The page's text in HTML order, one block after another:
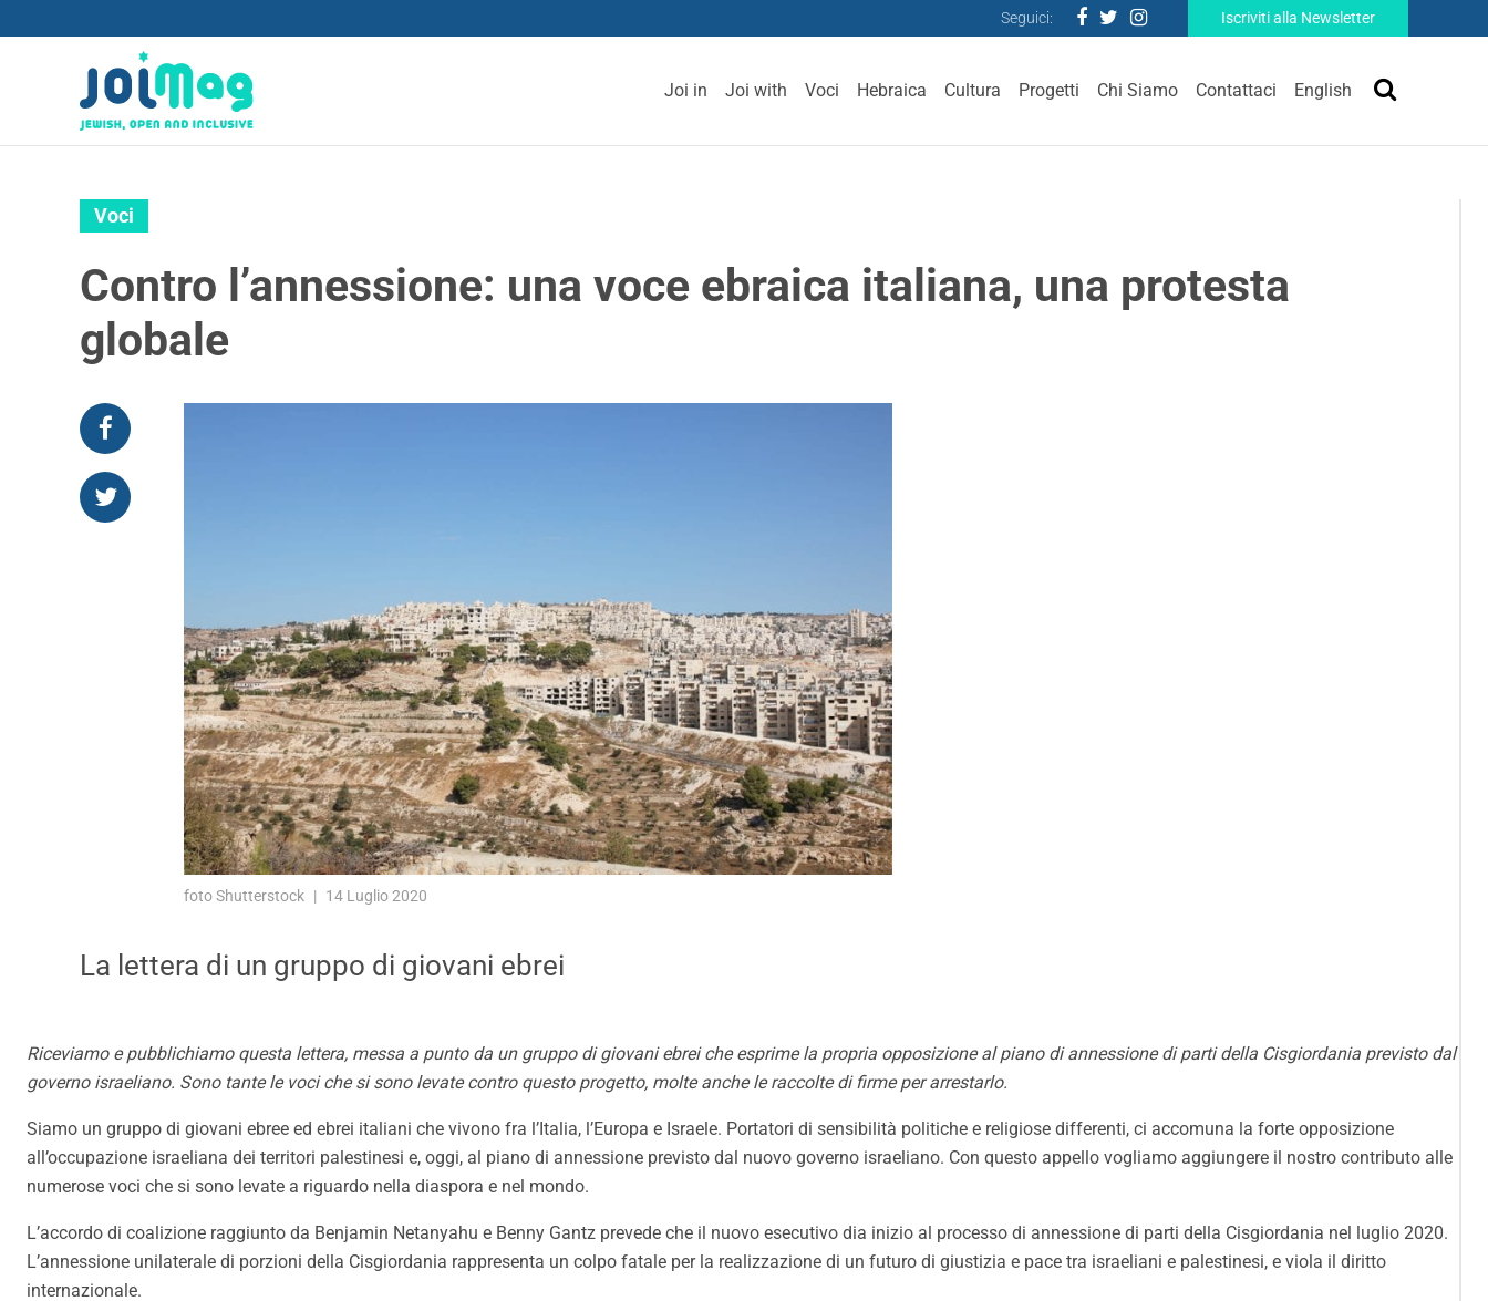
Seguici: Iscriviti alla Newsletter
Joi in Joi with Voci Hebraica Cultura Progetti Chi Siamo Contattaci English
Voci
Contro l’annessione: una voce ebraica italiana, una protesta
globale
foto Shutterstock 14 Luglio 2020
La lettera di un gruppo di giovani ebrei
Riceviamo e pubblichiamo questa lettera, messa a punto da un gruppo di giovani ebrei che esprime la propria opposizione al piano di annessione di parti della Cisgiordania previsto dal
governo israeliano. Sono tante le voci che si sono levate contro questo progetto, molte anche le raccolte di firme per arrestarlo.
Siamo un gruppo di giovani ebree ed ebrei italiani che vivono fra l’Italia, l’Europa e Israele. Portatori di sensibilità politiche e religiose differenti, ci accomuna la forte opposizione
all’occupazione israeliana dei territori palestinesi e, oggi, al piano di annessione previsto dal nuovo governo israeliano. Con questo appello vogliamo aggiungere il nostro contributo alle
numerose voci che si sono levate a riguardo nella diaspora e nel mondo.
L’accordo di coalizione raggiunto da Benjamin Netanyahu e Benny Gantz prevede che il nuovo esecutivo dia inizio al processo di annessione di parti della Cisgiordania nel luglio 2020.
L’annessione unilaterale di porzioni della Cisgiordania rappresenta un colpo fatale per la realizzazione di un futuro di giustizia e pace tra israeliani e palestinesi, e viola il diritto
internazionale.